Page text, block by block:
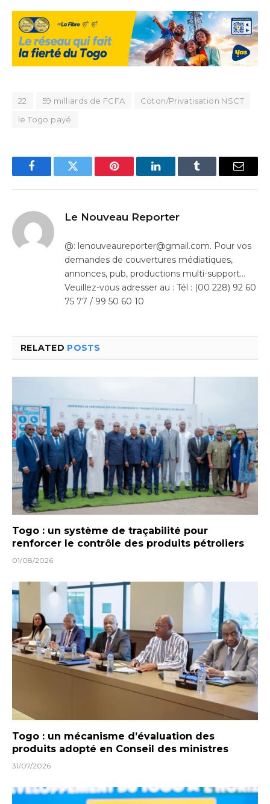
22 59 milliards de FCFA
Coton/Privatisation NSCT
le Togo payé
FacebookTwitter Pinterest LinkedInTumblr Email
Le Nouveau Reporter
@: lenouveaureporter@gmail.com. Pour vos
demandes de couvertures médiatiques,
annonces, pub, productions multi-support…
Veuillez-vous adresser au : Tél : (00 228) 92 60
75 77 / 99 50 60 10
RELATED POSTS
Togo : un système de traçabilité pour
renforcer le contrôle des produits pétroliers
01/08/2026
Togo : un mécanisme d’évaluation des
produits adopté en Conseil des ministres
31/07/2026